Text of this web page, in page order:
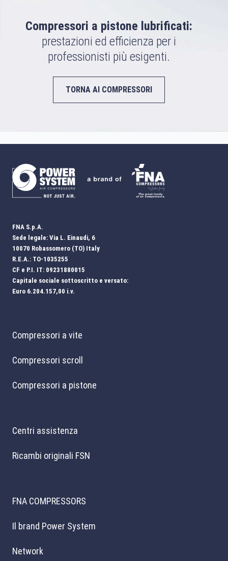
Compressori a pistone lubrificati:
prestazioni ed efficienza per i
professionisti più esigenti.
TORNA AI COMPRESSORI
FNA S.p.A.
Sede legale: Via L. Einaudi, 6
10070 Robassomero (TO) Italy
R.E.A.: TO-1035255
CF e P.I. IT: 09231880015
Capitale sociale sottoscritto e versato:
Euro 6.204.157,00 i.v.
Compressori a vite
Compressori scroll
Compressori a pistone
Centri assistenza
Ricambi originali FSN
FNA COMPRESSORS
Il brand Power System
Network